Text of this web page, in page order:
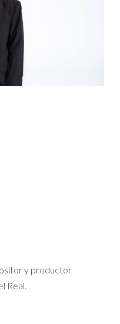
y productor
Real.